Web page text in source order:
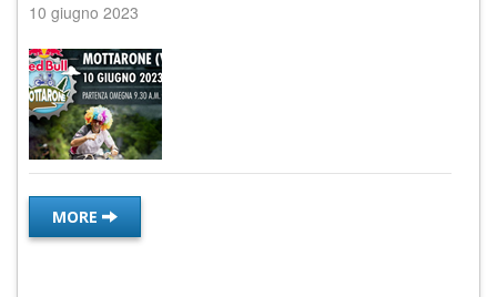
10 giugno 2023
MORE